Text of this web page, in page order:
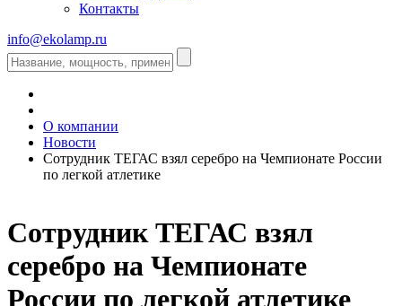
Контакты
info@ekolamp.ru
О компании
Новости
Сотрудник ТЕГАС взял серебро на Чемпионате России
по легкой атлетике
Сотрудник ТЕГАС взял
серебро на Чемпионате
России по легкой атлетике